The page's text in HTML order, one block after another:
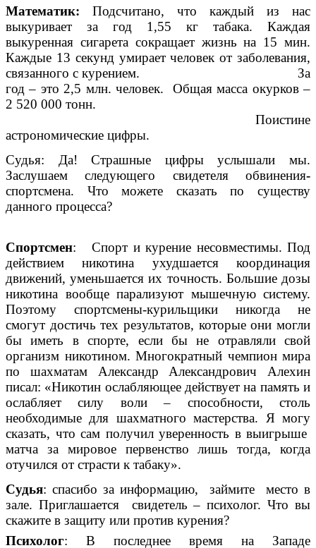
Математик: Подсчитано, что каждый из нас
выкуривает за год 1,55 кг табака. Каждая
выкуренная сигарета сокращает жизнь на 15 мин.
Каждые 13 секунд умирает человек от заболевания,
связанного с курением. За
год – это 2,5 млн. человек. Общая масса окурков –
2 520 000 тонн.
Поистине
астрономические цифры.
Судья: Да! Страшные цифры услышали мы.
Заслушаем следующего свидетеля обвинения-
спортсмена. Что можете сказать по существу
данного процесса?
Спортсмен: Спорт и курение несовместимы. Под
действием никотина ухудшается координация
движений, уменьшается их точность. Большие дозы
никотина вообще парализуют мышечную систему.
Поэтому спортсмены-курильщики никогда не
смогут достичь тех результатов, которые они могли
бы иметь в спорте, если бы не отравляли свой
организм никотином. Многократный чемпион мира
по шахматам Александр Александрович Алехин
писал: «Никотин ослабляющее действует на память и
ослабляет силу воли – способности, столь
необходимые для шахматного мастерства. Я могу
сказать, что сам получил уверенность в выигрыше
матча за мировое первенство лишь тогда, когда
отучился от страсти к табаку».
Судья: спасибо за информацию, займите место в
зале. Приглашается свидетель – психолог. Что вы
скажите в защиту или против курения?
Психолог: В последнее время на Западе